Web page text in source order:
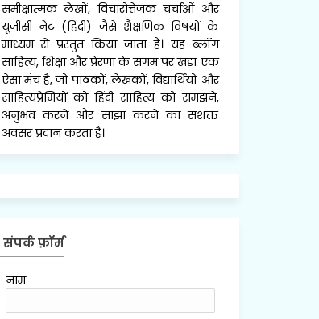
समीक्षात्मक लेखों, विचारोत्तेजक चर्चाओं और
यूजीसी नेट (हिंदी) जैसे शैक्षणिक विषयों के
माध्यम से प्रस्तुत किया जाता है। यह ब्लॉग
साहित्य, शिक्षा और प्रेरणा के संगम पर खड़ा एक
ऐसा मंच है, जो पाठकों, लेखकों, विद्यार्थियों और
साहित्यप्रेमियों को हिंदी साहित्य को समझने,
अनुभव करने और साझा करने का सशक्त
अवसर प्रदान करता है।
संपर्क फ़ॉर्म
नाम